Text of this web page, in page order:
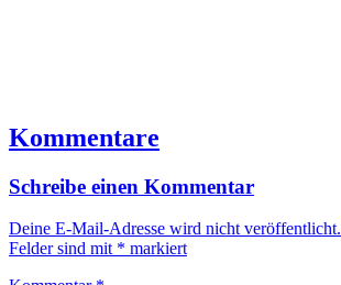
Kommentare
Schreibe einen Kommentar
Deine E-Mail-Adresse wird nicht veröffentlicht.
Felder sind mit * markiert